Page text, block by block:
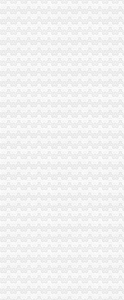
报关企业报关注册登记证书业务申请书
企业五证合一税务登记证后报关单位注
海关报关单位注册登记证办理流程.doc-
(单选)报关企业报关注册登记证书和进
生活小百科：海关进出口货物收发货人
中国共和国海关报关单位注册登记证书-
中华共和国海关报关单位注册登记证书-
什么是报关单位？报关单位的注册登记-
代理注册进出口货物收发货人报关注册
这是考报关员的考题,报关企业报关注册
报关企业注册登记
海关提醒：进出口企业报关前别忘注册
【代办进出口货物收发货人报关注册登
报关企业注册登记许可延续-MBA智库文